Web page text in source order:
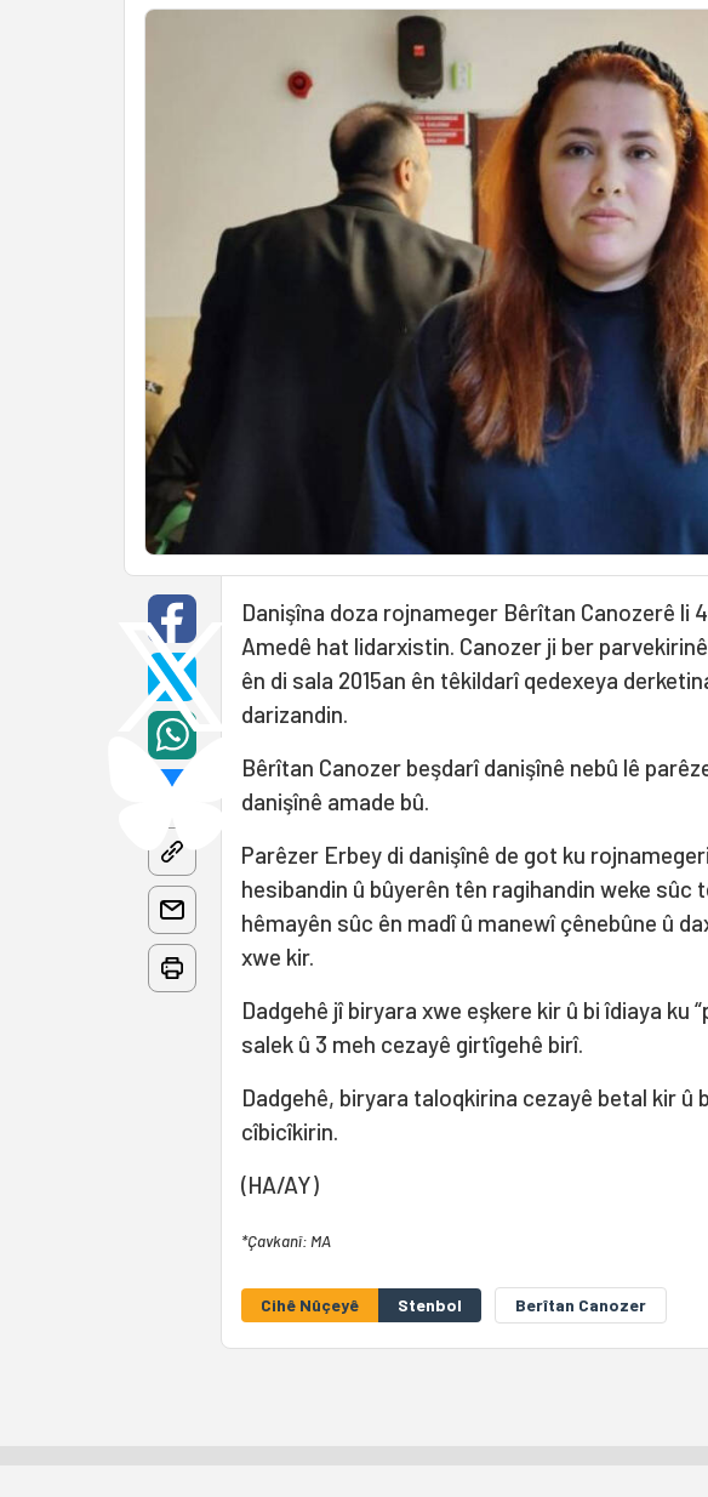
Danişîna doza rojnameger Bêrîtan Canozerê li
Amedê hat lidarxistin. Canozer ji ber
ên di sala 2015an ên têkildarî qedexeya
darizandin.
Bêrîtan Canozer beşdarî danişînê nebû lê
danişînê amade bû.
Parêzer Erbey di danişînê de got ku
hesibandin û bûyerên tên ragihandin weke sûc
hêmayên sûc ên madî û manewî çênebûne û
xwe kir.
Dadgehê jî biryara xwe eşkere kir û bi îdiaya ku
salek û 3 meh cezayê girtîgehê birî.
Dadgehê, biryara taloqkirina cezayê betal kir û
cîbicîkirin.
(HA/AY)
*Çavkanî: MA
Cihê Nûçeyê Stenbol Berîtan Canozer